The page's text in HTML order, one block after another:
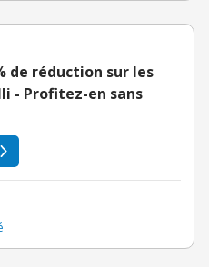
de réduction sur les
- Profitez-en sans